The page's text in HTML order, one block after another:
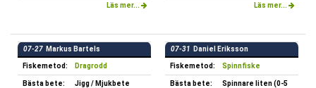
Läs mer... Läs mer...
07-27 Markus Bartels
Fiskemetod: Dragrodd
Bästa bete:
Jigg / Mjukbete
07-31 Daniel Eriksson
Fiskemetod: Spinnfiske
Bästa bete:
Spinnare liten (0-5